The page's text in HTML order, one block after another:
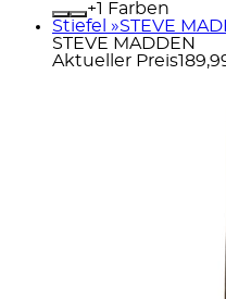
+
Farben
Stiefel »STEVE
STEVE MADDEN
Aktueller Preis